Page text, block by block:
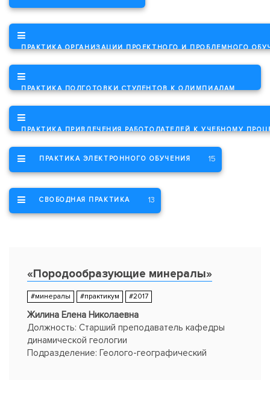
ПРАКТИКА ОРГАНИЗАЦИИ ПРОЕКТНОГО И ПРОБЛЕМНОГО
ПРАКТИКА ПОДГОТОВКИ СТУДЕНТОВ К ОЛИМПИАДАМ
ПРАКТИКА ПРИВЛЕЧЕНИЯ РАБОТОДАТЕЛЕЙ К УЧЕБНОМУ
ПРАКТИКА ЭЛЕКТРОННОГО ОБУЧЕНИЯ 15
СВОБОДНАЯ ПРАКТИКА 13
«Породообразующие минералы»
#минералы #практикум #2017
Жилина Елена Николаевна
Должность: Старший преподаватель кафедры
динамической геологии
Подразделение: Геолого-географический